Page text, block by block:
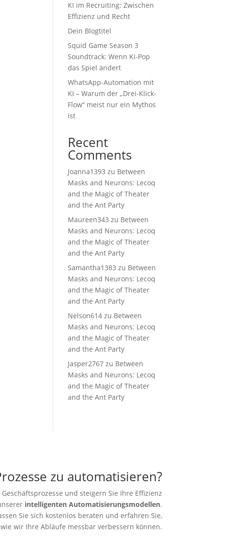
KI im Recruiting: Zwischen
Effizienz und Recht
Dein Blogtitel
Squid Game Season 3
Soundtrack: Wenn KI-Pop
das Spiel ändert
WhatsApp-Automation mit
KI – Warum der „Drei-Klick-
Flow“ meist nur ein Mythos
ist
Recent
Comments
Joanna1393 zu Between
Masks and Neurons: Lecoq
and the Magic of Theater
and the Ant Party
Maureen343 zu Between
Masks and Neurons: Lecoq
and the Magic of Theater
and the Ant Party
Samantha1383 zu Between
Masks and Neurons: Lecoq
and the Magic of Theater
and the Ant Party
Nelson614 zu Between
Masks and Neurons: Lecoq
and the Magic of Theater
and the Ant Party
Jasper2767 zu Between
Masks and Neurons: Lecoq
and the Magic of Theater
and the Ant Party
zu automatisieren?
und steigern Sie Ihre Effizienz
intelligenten Automatisierungsmodellen.
Sie sich kostenlos beraten und erfahren Sie,
wie wir Ihre Abläufe messbar verbessern können.